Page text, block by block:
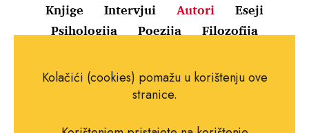
Knjige
Intervjui Autori
Eseji
Psihologija
Poezija Filozofija
Uvjeti korištenja
Pravila o kolačićima
Impressum
Kolačići (cookies) pomažu u korištenju ove
stranice.